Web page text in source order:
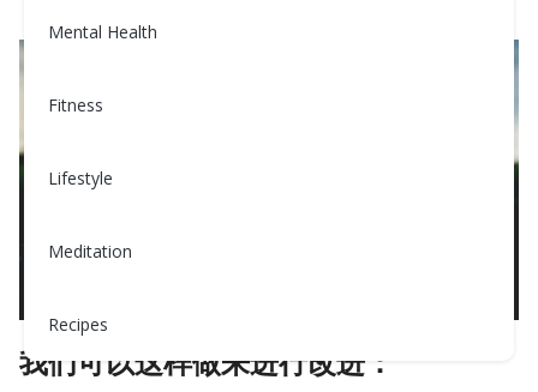
Mental Health
Fitness
Lifestyle
Meditation
Recipes
我们可以这样做来进行改进：